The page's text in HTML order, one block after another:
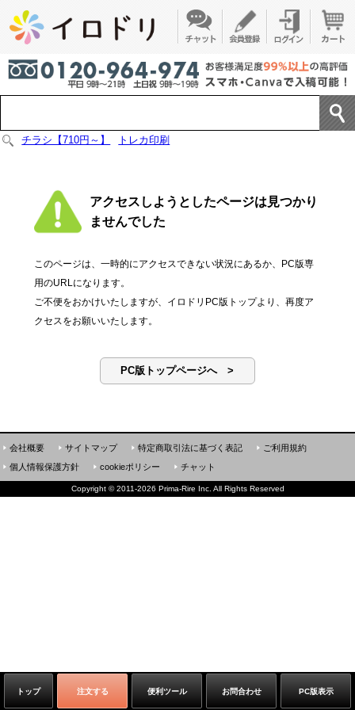
チラシ【710円～】 トレカ印刷
アクセスしようとしたページは見つかり
ませんでした
このページは、一時的にアクセスできない状況にあるか、PC版専
用のURLになります。
ご不便をおかけいたしますが、イロドリPC版トップより、再度ア
クセスをお願いいたします。
PC版トップページへ >
トップ 注文する 便利ツール お問合わせ PC版表示
会社概要 サイトマップ 特定商取引法に基づく表記
ご利用規約
個人情報保護方針
cookieポリシー チャット
Copyright ©2011-2026 Prima-Rire Inc. All Rights Reserved